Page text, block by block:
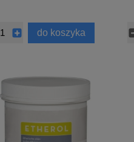
do koszyka